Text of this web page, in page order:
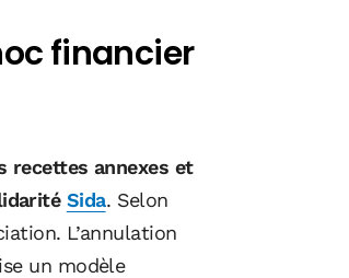
financier
recettes annexes et
Sida. Selon
L’annulation
un modèle